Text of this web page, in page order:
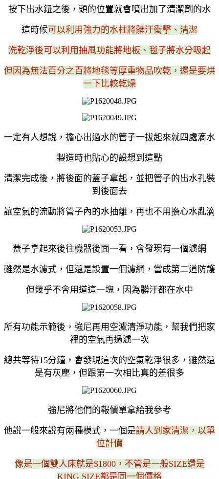
按下出水鈕之後，頭的位置就會噴出加了清潔劑的水
這時候可以利用強力的水柱將髒汙衝擊、清潔
洗乾淨後可以利用抽風功能將地板、毯子將水分吸起
但因為無法百分之百將地毯等厚重物品吹乾，還是要烘
一下比較乾燥
一定有人想說，擔心出過水的管子一拔起來就四處滴水
製造時也貼心的設想到這點
清潔完成後，將後面的蓋子拿起，並把管子的出水孔裝
到後面去
讓空氣的流動將管子內的水抽離，再也不用擔心水亂滴
蓋子拿起來後往機器後面一看，會發現有一個濾網
雖然是水濾式，但還是設置一個濾網，當成第二道防護
但幾乎不會用道這一塊，因為髒汙都在水中
所有功能示範後，強尼再用空濾清淨功能，幫我們把家
裡的空氣再過濾一次
總共等待15分鐘，會發現這次的空氣乾淨很多，雖然還
是有灰塵，但跟第一次相比真的差很多
強尼將他們的報價單拿給我參考
他說一般來說有兩種模式，一個是請人到家清潔，以單
位計價
像是一個雙人床就是$1800，不管是一般SIZE還是
KING SIZE都是同一個價格